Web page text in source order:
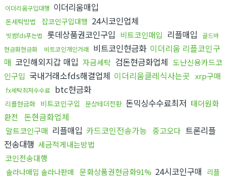
이더리움구입대행 이더리움매입
돈세탁방법 잡코인구입대행 24시코인업체
빗썸fds푸는법 롯데상품권코인구입 비트코인매입 리플매입
골드바
현금화현금화
비트코인개인거래 비트코인현금화 이더리움 리플코인구
매 코인해외지갑 매입 자금세탁 검돈현금화업체 도난신용카드코
인구입 국내거래소fds해결업체 이더리움클레식사는곳 xrp구매
fx세탁최저수수료 btc현금화
리플현금화 비트코인구입 문상테더전환 돈믹싱수수료최저 태더원화
환전
돈현금화업체
알트코인구매 리플매입 카드코인전송가능 중고오다 트론리플
전송대행 세금적게내는방법
코인전송대행
솔라나매입 솔라나판매 문화상품권현금화91% 24시코인구매 리플